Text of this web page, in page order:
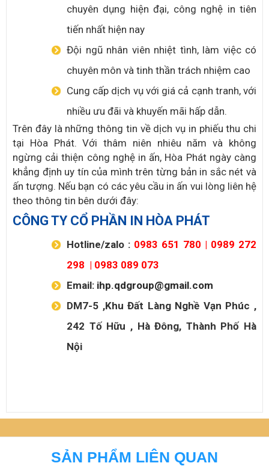
chuyên dụng hiện đại, công nghệ in tiên
tiến nhất hiện nay
Đội ngũ nhân viên nhiệt tình, làm việc có
chuyên môn và tinh thần trách nhiệm cao
Cung cấp dịch vụ với giá cả cạnh tranh, với
nhiều ưu đãi và khuyến mãi hấp dẫn.
Trên đây là những thông tin về dịch vụ in phiếu thu chi
tại Hòa Phát. Với thâm niên nhiêu năm và không
ngừng cải thiện công nghệ in ấn, Hòa Phát ngày càng
khẳng định uy tín của mình trên từng bản in sắc nét và
ấn tượng. Nếu bạn có các yêu cầu in ấn vui lòng liên hệ
theo thông tin bên dưới đây:
CÔNG TY CỔ PHẦN IN HÒA PHÁT
Hotline/zalo : 0983 651 780 | 0989 272
298 | 0983 089 073
Email: ihp.qdgroup@gmail.com
DM7-5 ,Khu Đất Làng Nghề Vạn Phúc ,
242 Tố Hữu , Hà Đông, Thành Phố Hà
Nội
SẢN PHẨM LIÊN QUAN